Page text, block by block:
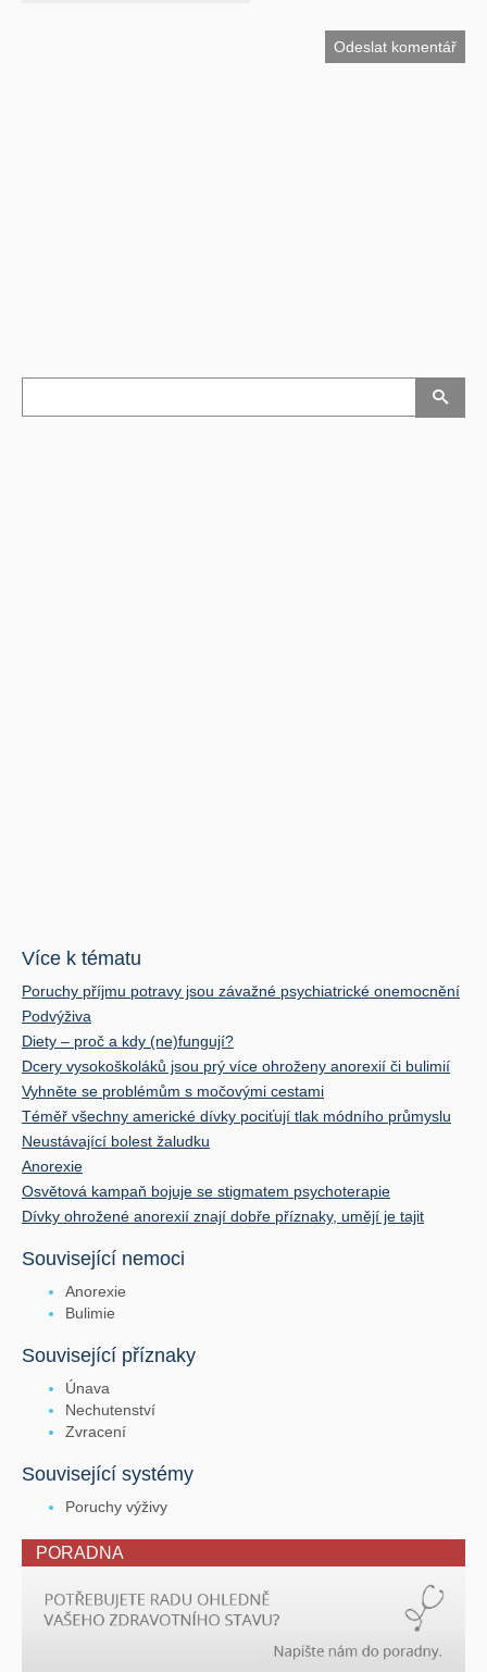
Více k tématu
Poruchy příjmu potravy jsou závažné psychiatrické onemocnění
Podvýživa
Diety – proč a kdy (ne)fungují?
Dcery vysokoškoláků jsou prý více ohroženy anorexií či bulimií
Vyhněte se problémům s močovými cestami
Téměř všechny americké dívky pociťují tlak módního průmyslu
Neustávající bolest žaludku
Anorexie
Osvětová kampaň bojuje se stigmatem psychoterapie
Dívky ohrožené anorexií znají dobře příznaky, umějí je tajit
Související nemoci
Anorexie
Bulimie
Související příznaky
Únava
Nechutenství
Zvracení
Související systémy
Poruchy výživy
PORADNA